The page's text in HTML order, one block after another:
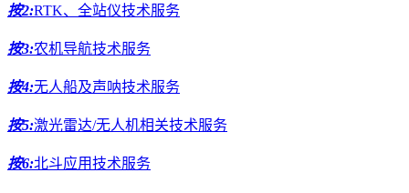
按2:RTK、全站仪技术服务
按3:农机导航技术服务
按4:无人船及声呐技术服务
按5:激光雷达/无人机相关技术服务
按6:北斗应用技术服务